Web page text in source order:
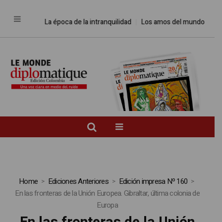
La época de la intranquilidad Los amos del mundo
Home Ediciones Anteriores
Edición impresa Nº 160
En las fronteras de la Unión Europea. Gibraltar, última colonia de
Europa